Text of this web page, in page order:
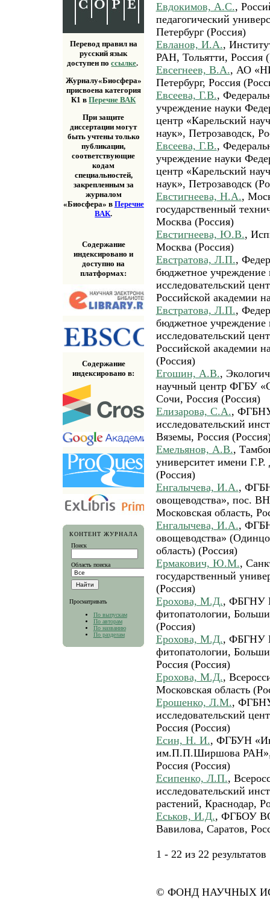
Перевод правил на
русский язык
доступен поссылке.
Журналу«Биосфера»
присвоена категория
К1 вПеречне ВАК
При защите
диссертации могут
быть учтены только
публикации,
соответствующие
кодам
специальностей,
закрепленным за
журналом
«Биосфера» в Перечне
ВАК.
Содержание
индексировано и
доступно на
платформах:
Содержание
индексировано в:
КОНТЕНТ ЖУРНАЛА
Поиск
Область поиска
Просматривать
По выпускам
По авторам
По названию
По разделам
Евдокимов, А.С.,
педагогический
Петербург (Россия)
Евланов, И.А.,
РАН, Тольятти, Россия
Евсегнеев, В.А., АО
Петербург, Россия
Евсеева, Г.В.,
учреждение науки
центр «Карельский
наук», Петрозаводск,
Евсеева, Г.В.,
учреждение науки
центр «Карельский
наук», Петрозаводск
Евстигнеева, Н.А.,
государственный
Москва (Россия)
Евстигнеева, Ю.В.,
Москва (Россия)
Евстратова, Л.П.,
бюджетное
исследовательский
Российской академии
Евстратова, Л.П.,
бюджетное
исследовательский
Российской академии
(Россия)
Егошин, А.В.,
научный центр ФГБУ
Сочи, Россия (Россия)
Елизарова, С.А., ФГБНУ
исследовательский
Вяземы, Россия
Емельянов, А.В.,
университет имени
(Россия)
Енгалычева, И.А.,
овощеводства», пос.
Московская область,
Енгалычева, И.А.,
овощеводства»
область) (Россия)
Ермакович, Ю.М.,
государственный
(Россия)
Ерохова, М.Д., ФБГНУ
фитопатологии,
(Россия)
Ерохова, М.Д., ФБГНУ
фитопатологии,
Россия (Россия)
Ерохова, М.Д.,
Московская область
Ерошенко, Л.М.,
исследовательский
Россия (Россия)
Есин, Н. И., ФГБУН
им.П.П.Ширшова РАН»,
Россия (Россия)
Есипенко, Л.П.,
исследовательский
растений, Краснодар,
Еськов, И.Д., ФГБОУ
Вавилова, Саратов,
1 - 22 из 22
© ФОНД НАУЧНЫХ